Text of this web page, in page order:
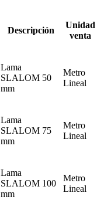
Descripción
Unidad
venta
Lama
SLALOM 50
mm
Metro
Lineal
Lama
SLALOM 75
mm
Metro
Lineal
Lama
SLALOM 100
mm
Metro
Lineal